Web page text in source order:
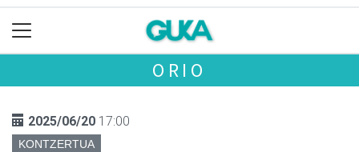
ORIO
2025/06/20 17:00
KONTZERTUA